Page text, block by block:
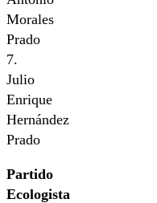
Morales
Prado
7.
Julio
Enrique
Hernández
Prado
Partido
Ecologista